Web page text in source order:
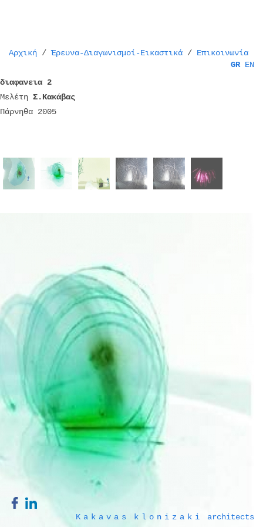
Αρχική /Έρευνα-Διαγωνισμοί-Εικαστικά / Επικοινωνία
GR EN
διαφανεια 2
Μελέτη Σ.Κακάβας
Πάρνηθα 2005
Kakavas klonizaki architects